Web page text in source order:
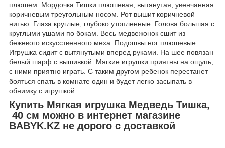
плюшем. Мордочка Тишки плюшевая, вытянутая, увенчанная
коричневым треугольным носом. Рот вышит коричневой
нитью. Глаза круглые, глубоко утопленные. Голова большая с
круглыми ушами по бокам. Весь медвежонок сшит из
бежевого искусственного меха. Подошвы ног плюшевые.
Игрушка сидит с вытянутыми вперед руками. На шее повязан
белый шарф с вышивкой. Мягкие игрушки приятны на ощупь,
с ними приятно играть. С таким другом ребенок перестанет
бояться спать в комнате один и будет легко засыпать в
обнимку с игрушкой.
Купить Мягкая игрушка Медведь Тишка,
40 см можно в интернет магазине
BABYK.KZ не дорого с доставкой